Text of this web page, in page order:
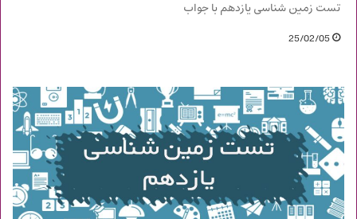
تست زمین شناسی یازدهم با جواب
25/02/05